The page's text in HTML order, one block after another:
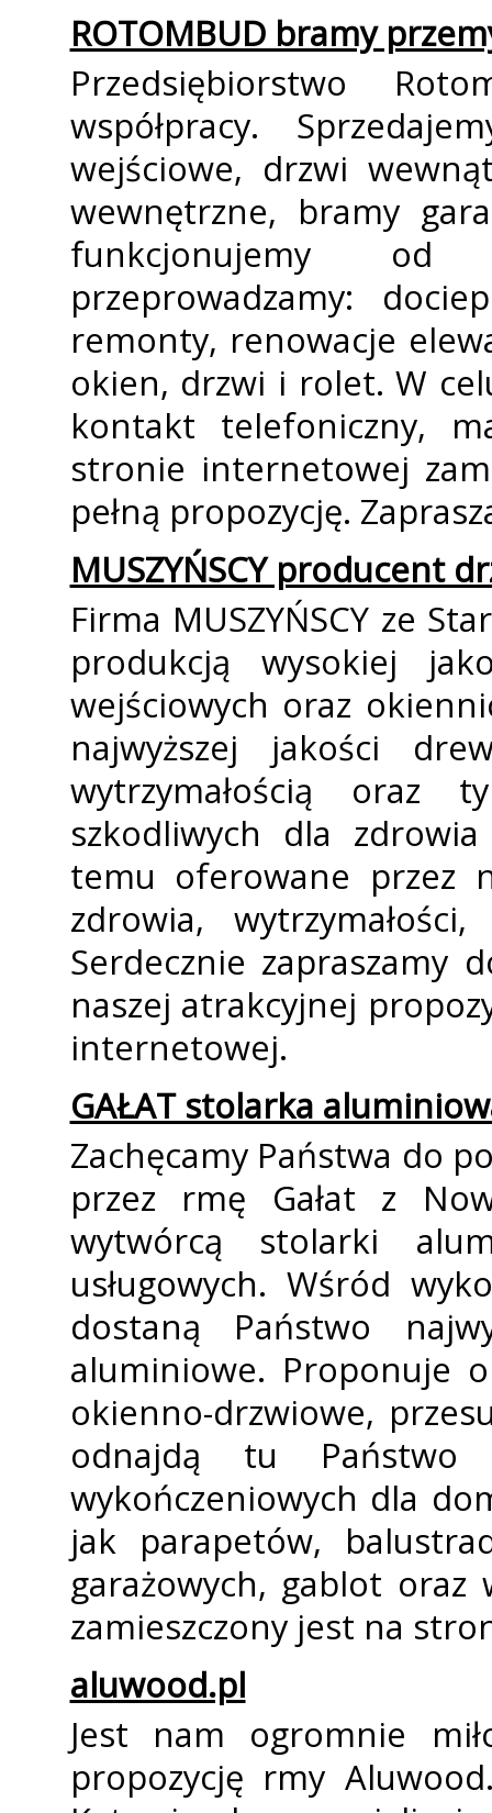
ROTOMBUD bramy
Przedsiębiorstwo
współpracy.
wejściowe, drzwi
wewnętrzne, bramy
funkcjonujemy
przeprowadzamy:
remonty, renowacje
okien, drzwi i rolet. W
kontakt telefoniczny,
stronie internetowej
pełną propozycję.
MUSZYŃSCY producent
Firma MUSZYŃSCY ze
produkcją wysokiej
wejściowych oraz
najwyższej jakości
wytrzymałością
szkodliwych dla
temu oferowane przez
zdrowia,
Serdecznie zapraszamy
naszej atrakcyjnej
internetowej.
GAŁAT stolarka
Zachęcamy Państwa do
przez firmę Gałat z
wytwórcą stolarki
usługowych. Wśród
dostaną Państwo
aluminiowe. Proponuje
okienno-drzwiowe,
odnajdą tu Państwo
wykończeniowych dla
jak parapetów,
garażowych, gablot oraz
zamieszczony jest na
aluwood.pl
Jest nam ogromnie
propozycję firmy